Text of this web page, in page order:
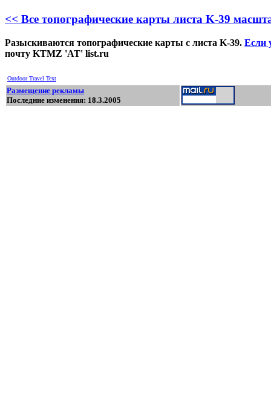
<< Все топографические карты листа K-39
Разыскиваются топографические карты с листа K-39. Если
почту KTMZ 'AT' list.ru
Outdoor Travel Text
Размещение рекламы
Последние изменения: 18.3.2005